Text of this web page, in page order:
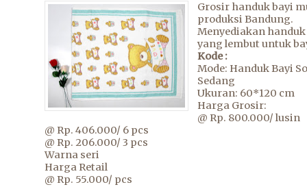
Grosir handuk bayi
produksi Bandung.
Menyediakan
yang lembut untuk
Kode :
Mode: Handuk Bayi
Sedang
Ukuran: 60*120 cm
Harga Grosir:
@ Rp. 800.000/ lusin
@ Rp. 406.000/ 6 pcs
@ Rp. 206.000/ 3 pcs
Warna seri
Harga Retail
@ Rp. 55.000/ pcs